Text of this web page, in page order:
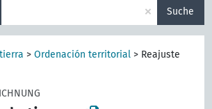
× Suche
>Ordenación territorial > Reajuste